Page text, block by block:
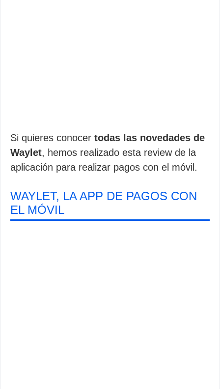
Si quieres conocer todas las novedades de
Waylet, hemos realizado esta review de la
aplicación para realizar pagos con el móvil.
WAYLET, LA APP DE PAGOS CON
EL MÓVIL